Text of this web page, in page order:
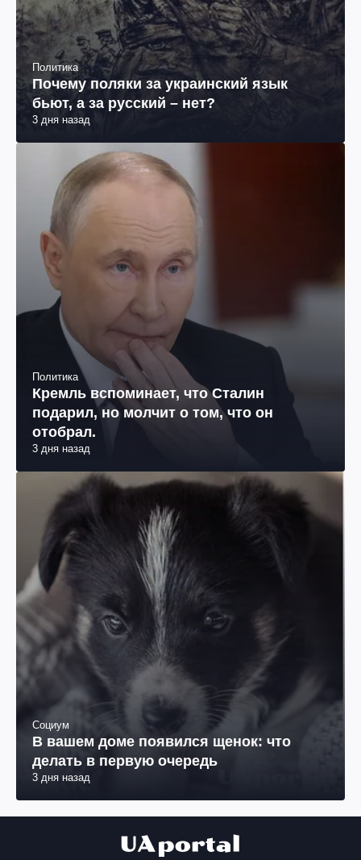
Политика
Почему поляки за украинский язык
бьют, а за русский – нет?
3 дня назад
Политика
Кремль вспоминает, что Сталин
подарил, но молчит о том, что он
отобрал.
3 дня назад